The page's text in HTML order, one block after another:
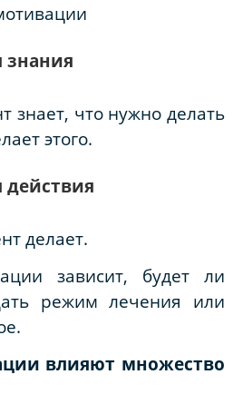
знает, что нужно делать
этого.
делает.
зависит, будет ли
режим лечения или
влияют множество